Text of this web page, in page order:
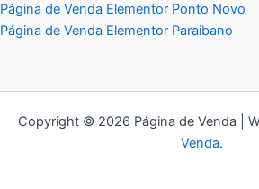
Página de Venda Elementor Ponto Novo
Página de Venda Elementor Paraibano
Copyright © 2026 Página de Venda |
Venda.